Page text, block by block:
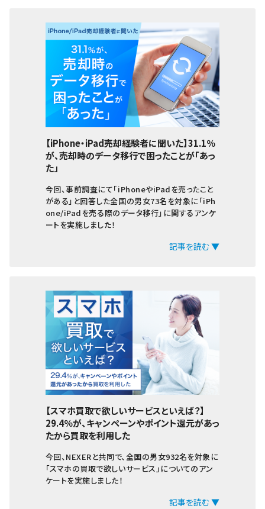
【iPhone・iPad売却経験者に聞いた】31.1％
が、売却時のデータ移行で困ったことが「あっ
た」
今回、事前調査にて「iPhoneやiPadを売ったこと
がある」と回答した全国の男女73名を対象に「iPh
one/iPadを売る際のデータ移行」に関するアンケ
ートを実施しました！
記事を読む ▼
【スマホ買取で欲しいサービスといえば？】
29.4％が、キャンペーンやポイント還元があっ
たから買取を利用した
今回、NEXERと共同で、全国の男女932名を対象に
「スマホの買取で欲しいサービス」についてのアン
ケートを実施しました！
記事を読む ▼